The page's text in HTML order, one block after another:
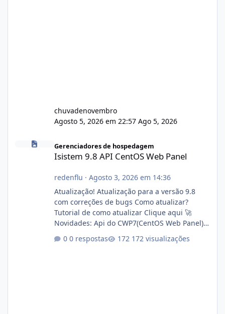
chuvadenovembro
Agosto 5, 2026 em 22:57 Ago 5, 2026
Gerenciadores de hospedagem
Isistem 9.8 API CentOS Web Panel
redenflu · Agosto 3, 2026 em 14:36
Atualização! Atualização para a versão 9.8
com correções de bugs Como atualizar?
Tutorial de como atualizar Clique aqui 🚀
Novidades: Api do CWP7(CentOS Web Panel)
autorizado a usasr o isistem:
0 respostas 172 visualizações